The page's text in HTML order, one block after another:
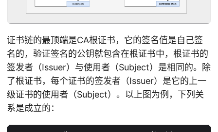
证书链的最顶端是CA根证书，它的签名值是自己签
名的，验证签名的公钥就包含在根证书中，根证书的
签发者（Issuer）与使用者（Subject）是相同的。除
了根证书，每个证书的签发者（Issuer）是它的上一
级证书的使用者（Subject）。以上图为例，下列关
系是成立的：